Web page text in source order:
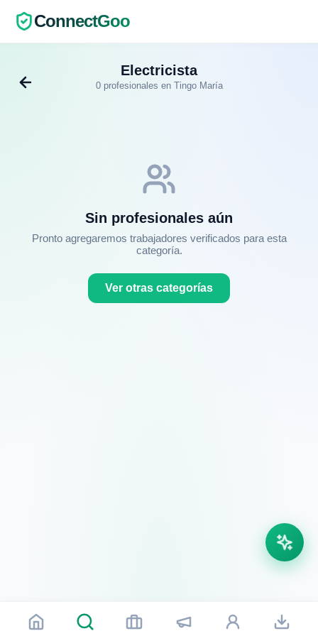
ConnectGoo
Electricista
0 profesionales en Tingo María
Sin profesionales aún
Pronto agregaremos trabajadores verificados para esta
categoría.
Ver otras categorías